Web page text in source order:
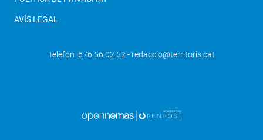
AVÍS LEGAL
Telèfon 676 56 02 52 - redaccio@territoris.cat